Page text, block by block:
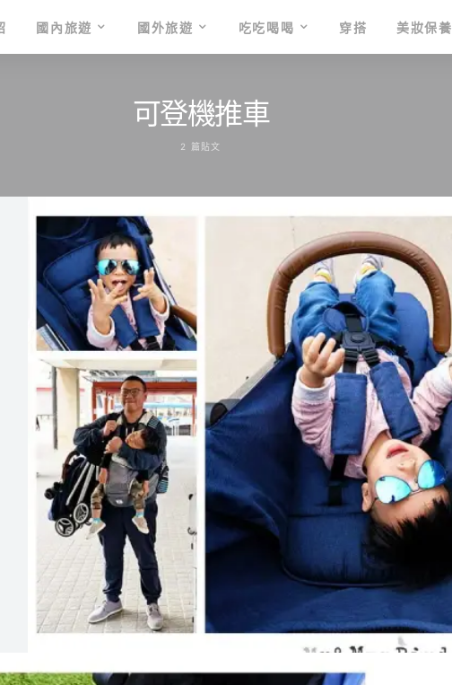
國內旅遊 國外旅遊 吃吃喝喝 穿搭 美妝保養
可登機推車
2 篇貼文